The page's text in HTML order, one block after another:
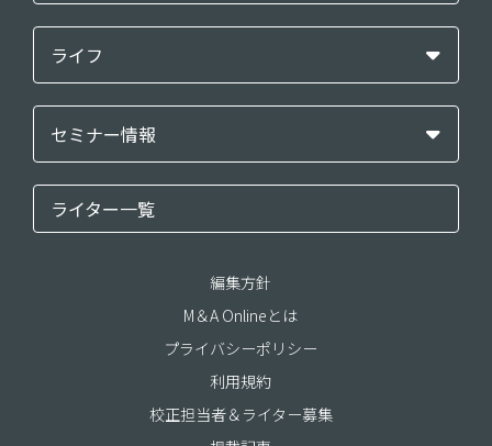
ライフ
セミナー情報
ライター一覧
編集方針
M＆A Onlineとは
プライバシーポリシー
利用規約
校正担当者＆ライター募集